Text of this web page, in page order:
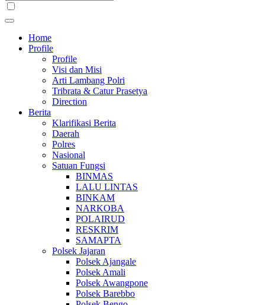
Home
Profile
Profile
Visi dan Misi
Arti Lambang Polri
Tribrata & Catur Prasetya
Direction
Berita
Klarifikasi Berita
Daerah
Polres
Nasional
Satuan Fungsi
BINMAS
LALU LINTAS
BINKAM
NARKOBA
POLAIRUD
RESKRIM
SAMAPTA
Polsek Jajaran
Polsek Ajangale
Polsek Amali
Polsek Awangpone
Polsek Barebbo